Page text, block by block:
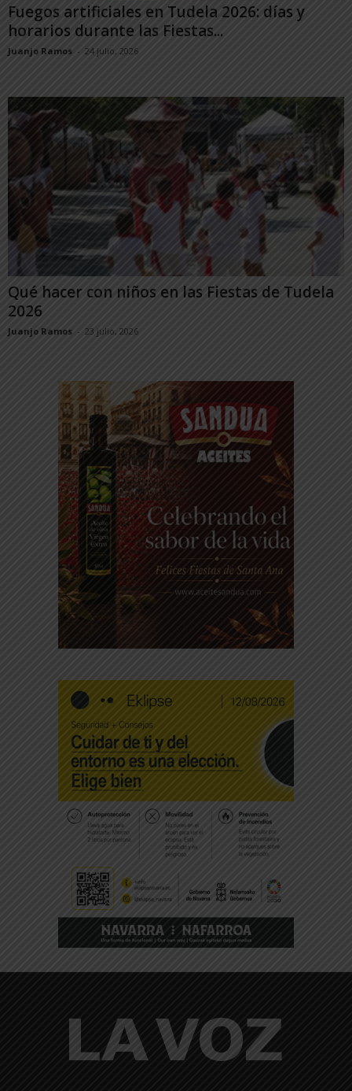
Fuegos artificiales en Tudela 2026: días y
horarios durante las Fiestas...
Juanjo Ramos - 24 julio, 2026
Qué hacer con niños en las Fiestas de Tudela
2026
Juanjo Ramos - 23 julio, 2026